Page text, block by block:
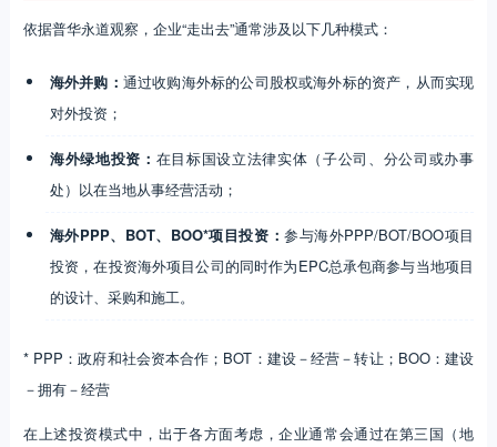
依据普华永道观察，企业“走出去”通常涉及以下几种模式：
海外并购： 通过收购海外标的公司股权或海外标的资产，从而实现
对外投资；
海外绿地投资： 在目标国设立法律实体（子公司、分公司或办事
处）以在当地从事经营活动；
海外PPP、BOT、BOO*项目投资：参与海外PPP/BOT/BOO项目
投资，在投资海外项目公司的同时作为EPC总承包商参与当地项目
的设计、采购和施工。
* PPP：政府和社会资本合作；BOT：建设－经营－转让；BOO：建设
－拥有－经营
在上述投资模式中，出于各方面考虑，企业通常会通过在第三国（地